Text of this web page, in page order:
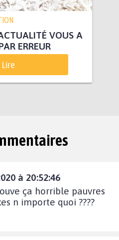
VOUS A
ERREUR
Lire
à 20:52:46
ça horrible pauvres
n importe quoi ????